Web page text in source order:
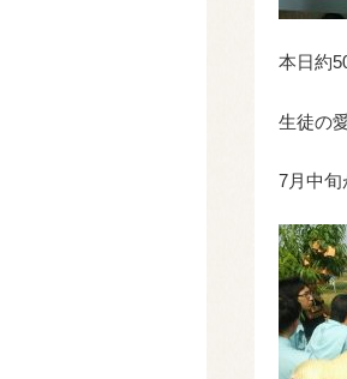
本日約
生徒の
7月中旬